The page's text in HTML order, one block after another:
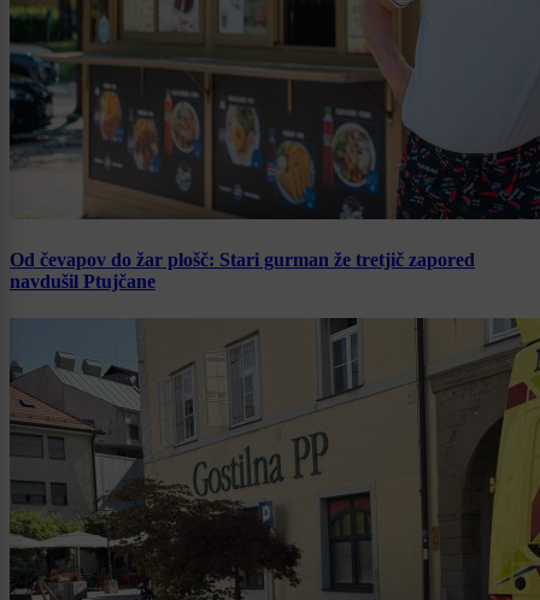
Od čevapov do žar plošč: Stari gurman že tretjič zapored
navdušil Ptujčane